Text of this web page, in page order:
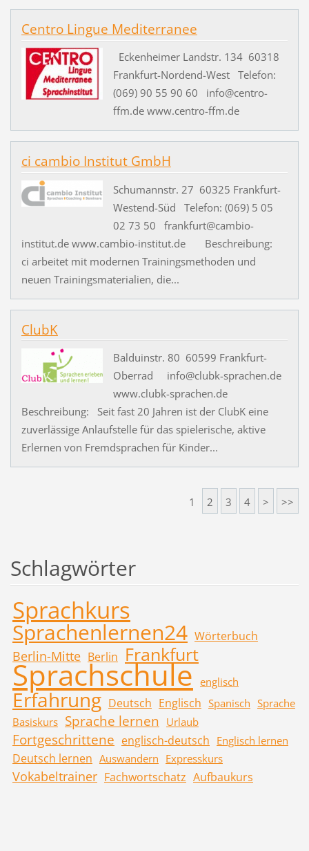
Centro Lingue Mediterranee
Eckenheimer Landstr. 134 60318
Frankfurt-Nordend-West Telefon:
(069) 90 55 90 60 info@centro-
ffm.de www.centro-ffm.de
ci cambio Institut GmbH
Schumannstr. 27 60325 Frankfurt-
Westend-Süd Telefon: (069) 5 05
02 73 50 frankfurt@cambio-
institut.de www.cambio-institut.de Beschreibung:
ci arbeitet mit modernen Trainingsmethoden und
neuen Trainingsmaterialien, die...
ClubK
Balduinstr. 80 60599 Frankfurt-
Oberrad info@clubk-sprachen.de
www.clubk-sprachen.de
Beschreibung: Seit fast 20 Jahren ist der ClubK eine
zuverlässige Anlaufstelle für das spielerische, aktive
Erlernen von Fremdsprachen für Kinder...
1 2 3 4 > >>
Schlagwörter
Sprachkurs
Sprachenlernen24 Wörterbuch
Berlin-Mitte Berlin Frankfurt
Sprachschule englisch
Erfahrung Deutsch Englisch Spanisch Sprache
Basiskurs Sprache lernen Urlaub
Fortgeschrittene englisch-deutsch Englisch lernen
Deutsch lernen Auswandern Expresskurs
Vokabeltrainer Fachwortschatz Aufbaukurs